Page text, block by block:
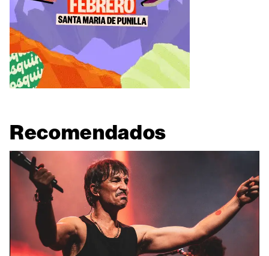
Recomendados